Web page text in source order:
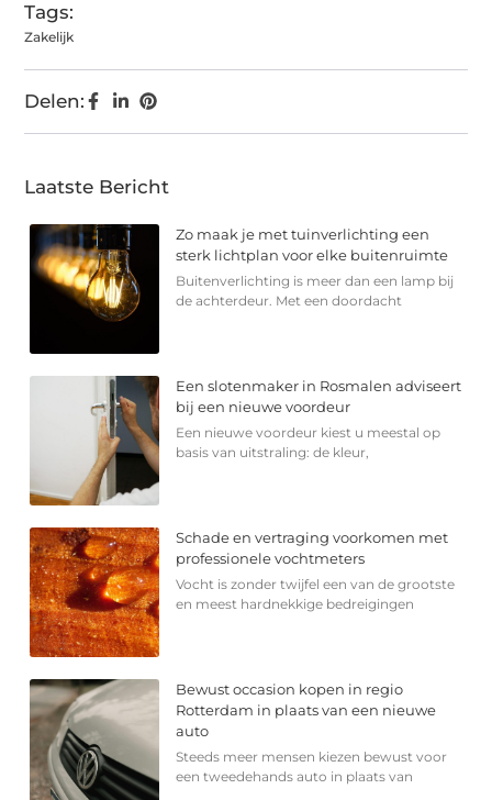
Tags:
Zakelijk
Delen:
Laatste Bericht
Zo maak je met tuinverlichting een
sterk lichtplan voor elke buitenruimte
Buitenverlichting is meer dan een lamp bij
de achterdeur. Met een doordacht
Een slotenmaker in Rosmalen adviseert
bij een nieuwe voordeur
Een nieuwe voordeur kiest u meestal op
basis van uitstraling: de kleur,
Schade en vertraging voorkomen met
professionele vochtmeters
Vocht is zonder twijfel een van de grootste
en meest hardnekkige bedreigingen
Bewust occasion kopen in regio
Rotterdam in plaats van een nieuwe
auto
Steeds meer mensen kiezen bewust voor
een tweedehands auto in plaats van